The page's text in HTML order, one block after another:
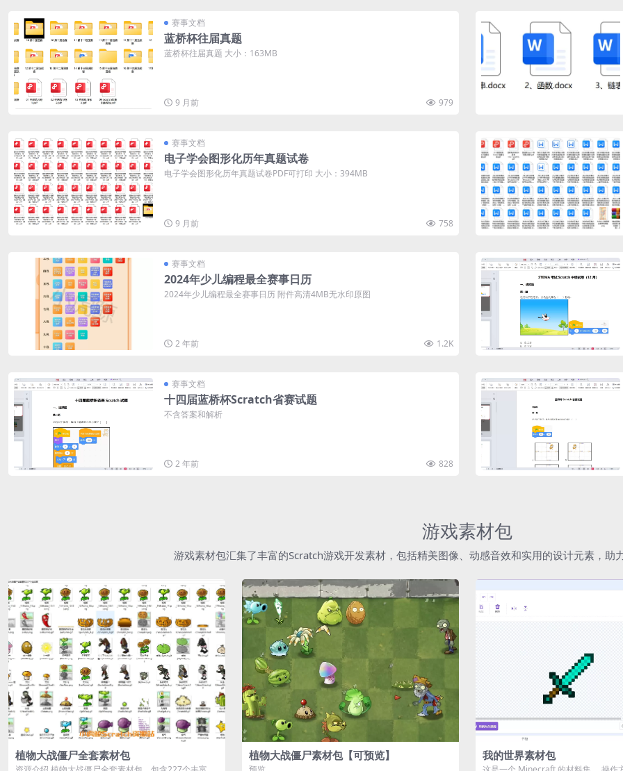
赛事文档
蓝桥杯往届真题
蓝桥杯往届真题 大小：163MB
9 月前 979
赛事文档
电子学会图形化历年真题试卷
电子学会图形化历年真题试卷PDF可打印 大小：394MB
9 月前 758
赛事文档
2024年少儿编程最全赛事日历
2024年少儿编程最全赛事日历 附件高清4MB无水印原图
2 年前 1.2K
赛事文档
十四届蓝桥杯Scratch省赛试题
不含答案和解析
2 年前 828
游戏素材包
游戏素材包汇集了丰富的Scratch游戏开发素材，包括精美图像、动感音效和实用的设计元素，助
植物大战僵尸全套素材包 植物大战僵尸素材包【可预览】 我的世界素材包